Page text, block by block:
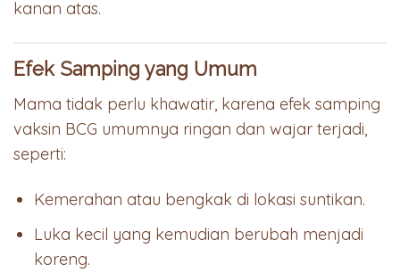
kanan atas.
Efek Samping yang Umum
Mama tidak perlu khawatir, karena efek samping
vaksin BCG umumnya ringan dan wajar terjadi,
seperti:
Kemerahan atau bengkak di lokasi suntikan.
Luka kecil yang kemudian berubah menjadi
koreng.